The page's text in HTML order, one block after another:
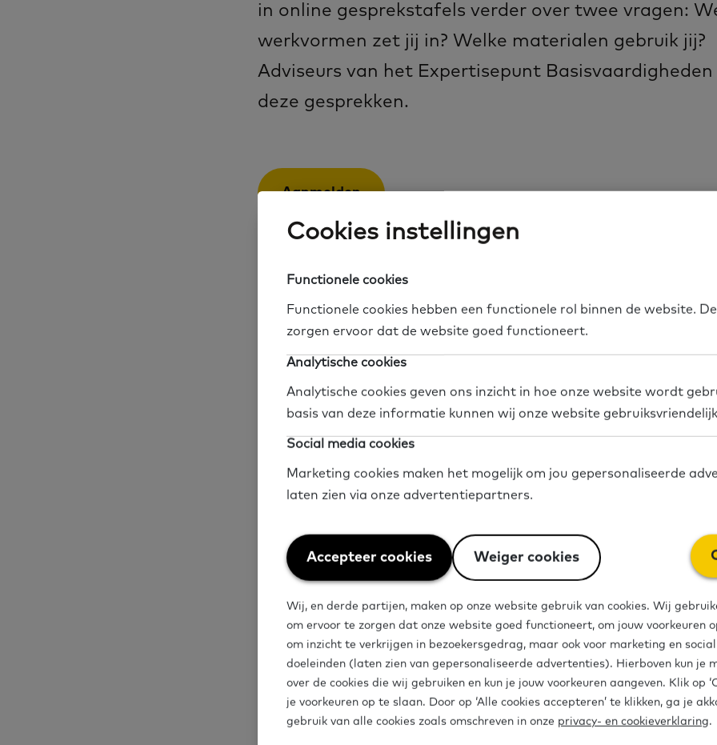
in online gesprekstafels verder over twee vragen:
werkvormen zet jij in? Welke materialen gebruik jij?
Adviseurs van het Expertisepunt Basisvaardigheden
deze gesprekken.
Aanmelden
We starten met een introductie op de onderwerpen
en materialen.
Wat is een online
In het Vrijwilligerscafé kun jij als vrijwilliger kennis en ervaring
bespreken? Samen met andere vrijwilligers uit het hele land ga je
We starten het programma gezamenlijk aan de hand van een
praktijk. Daarna praten we in online gesprekstafels verder over
de hand van de centrale vraag. Adviseurs van het expertisepunt
gesprekken.
Voor wie is het
Cookies instellingen
Functionele cookies
Functionele cookies hebben een functionele rol binnen de website.
zorgen ervoor dat de website goed functioneert.
Analytische cookies
Analytische cookies geven ons inzicht in hoe onze website wordt
basis van deze informatie kunnen wij onze website
Social media cookies
Marketing cookies maken het mogelijk om jou gepersonaliseerde
laten zien via onze advertentiepartners.
Accepteer cookies Weiger cookies
Weiger
cookies
Wij, en derde partijen, maken op onze website gebruik van cookies. Wij
om ervoor te zorgen dat onze website goed functioneert, om jouw voorkeuren
om inzicht te verkrijgen in bezoekersgedrag, maar ook voor marketing en
doeleinden (laten zien van gepersonaliseerde advertenties). Hierboven kun je
over de cookies die wij gebruiken en kun je jouw voorkeuren aangeven. Klik op
je voorkeuren op te slaan. Door op ‘Alle cookies accepteren’ te klikken, ga je
gebruik van alle cookies zoals omschreven in onze privacy- en cookieverklaring.